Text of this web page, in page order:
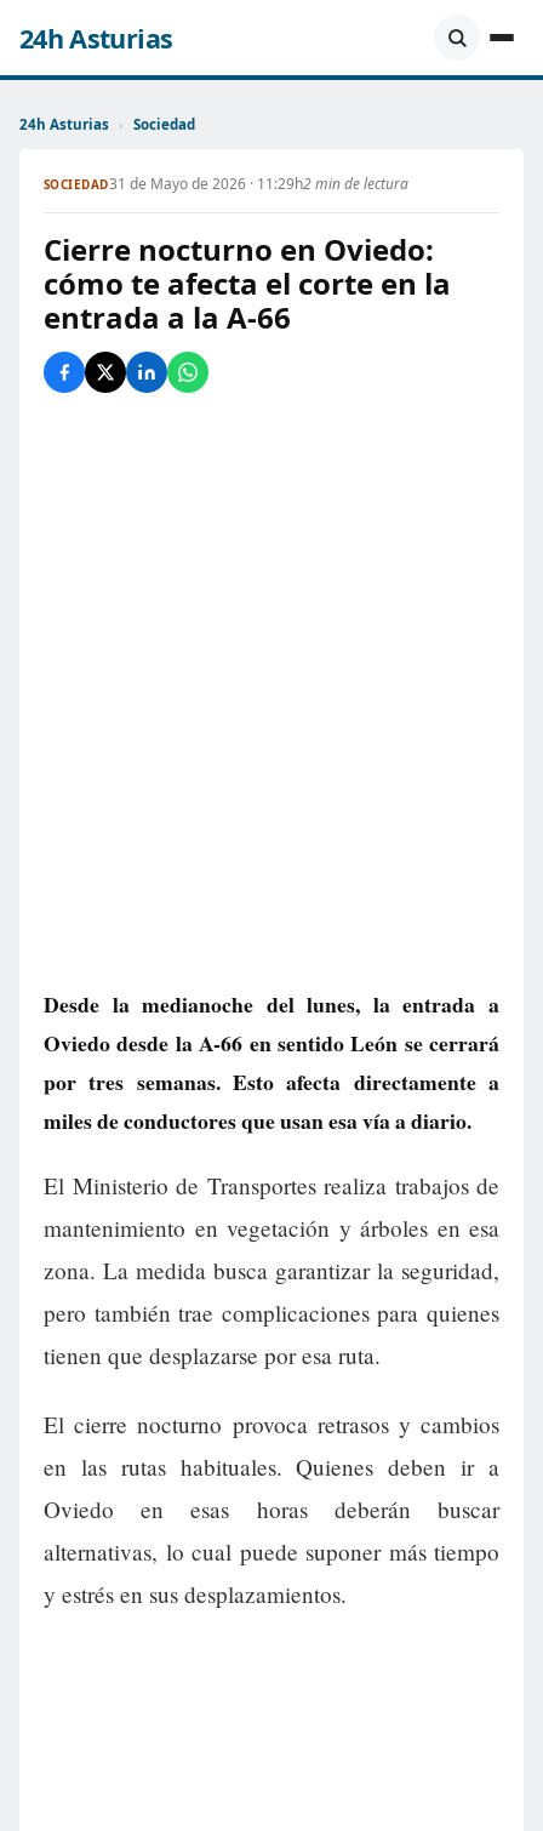
24h Asturias
24h Asturias › Sociedad
SOCIEDAD31 de Mayo de 2026 · 11:29h2 min de lectura
Cierre nocturno en Oviedo:
cómo te afecta el corte en la
entrada a la A-66
Desde la medianoche del lunes, la entrada a
Oviedo desde la A-66 en sentido León se cerrará
por tres semanas. Esto afecta directamente a
miles de conductores que usan esa vía a diario.
El Ministerio de Transportes realiza trabajos de
mantenimiento en vegetación y árboles en esa
zona. La medida busca garantizar la seguridad,
pero también trae complicaciones para quienes
tienen que desplazarse por esa ruta.
El cierre nocturno provoca retrasos y cambios
en las rutas habituales. Quienes deben ir a
Oviedo en esas horas deberán buscar
alternativas, lo cual puede suponer más tiempo
y estrés en sus desplazamientos.